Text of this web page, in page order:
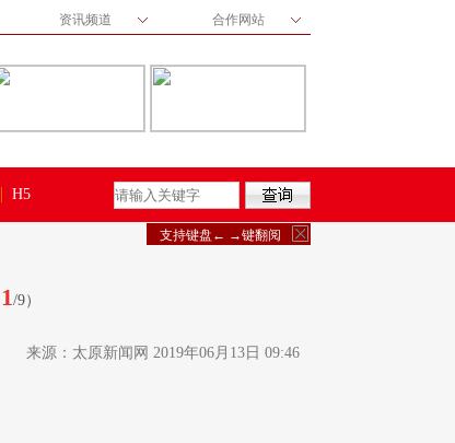
资讯频道 合作网站
H5
支持键盘← →键翻阅
1/9）
来源：太原新闻网 2019年06月13日 09:46